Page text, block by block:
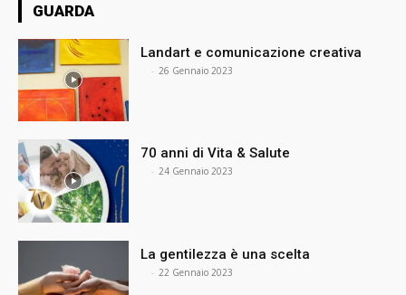
GUARDA
Landart e comunicazione creativa
- 26 Gennaio 2023
70 anni di Vita & Salute
- 24 Gennaio 2023
La gentilezza è una scelta
- 22 Gennaio 2023